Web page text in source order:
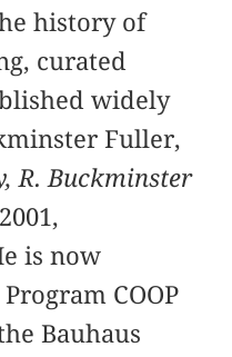
history of
curated
widely
Fuller,
R. Buckminster
is now
COOP
Bauhaus